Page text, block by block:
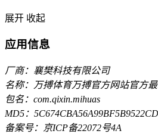
展开 收起
应用信息
厂商：襄樊科技有限公司
名称：万搏体育万搏官方网站官方
包名：com.qixin.mihuas
MD5：
备案号：京ICP备22072号4A